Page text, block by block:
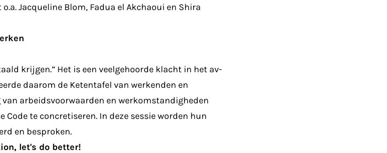
Jacqueline Blom, Fadua el Akchaoui en Shira
krijgen.” Het is een veelgehoorde klacht in het av-
daarom de Ketentafel van werkenden en
arbeidsvoorwaarden en werkomstandigheden
Code te concretiseren. In deze sessie worden hun
en besproken.
let's do better!